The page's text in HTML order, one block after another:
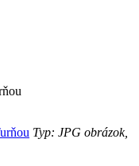
Typ: JPG obrázok,